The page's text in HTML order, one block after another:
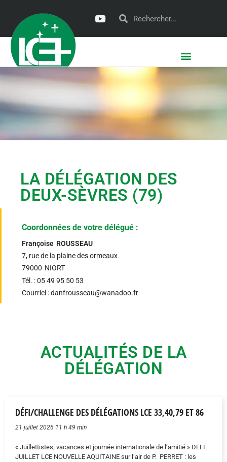
LA DÉLÉGATION DES
DEUX-SÈVRES (79)
Coordonnées de votre délégué :
Françoise ROUSSEAU
7, rue de la plaine des ormeaux
79000 NIORT
Tél. : 05 49 95 50 53
Courriel : danfrousseau@wanadoo.fr
ACTUALITÉS DE LA
DÉLÉGATION
DÉFI/CHALLENGE DES DÉLÉGATIONS LCE 33,40,79 ET 86
21 juillet 2026 11 h 49 min
« Juillettistes, vacances et journée internationale de l’amitié » DEFI
JUILLET LCE NOUVELLE AQUITAINE sur l’air de P. PERRET : les